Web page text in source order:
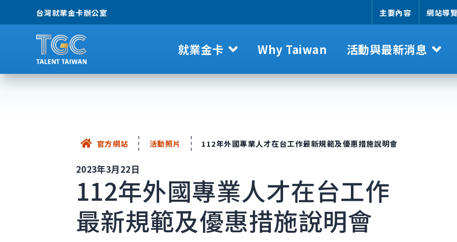
台灣就業金卡辦公室 主要內容 網站導
就業金卡 Why Taiwan 活動與最新消息
官方網站 活動照片 112年外國專業人才在台工作最新規範及優惠措施說明會
2023年3月22日
112年外國專業人才在台工作
最新規範及優惠措施說明會